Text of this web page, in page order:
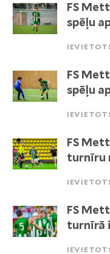
FS
spēļu
FS
spēļu
FS
turnīru
FS
turnīrā